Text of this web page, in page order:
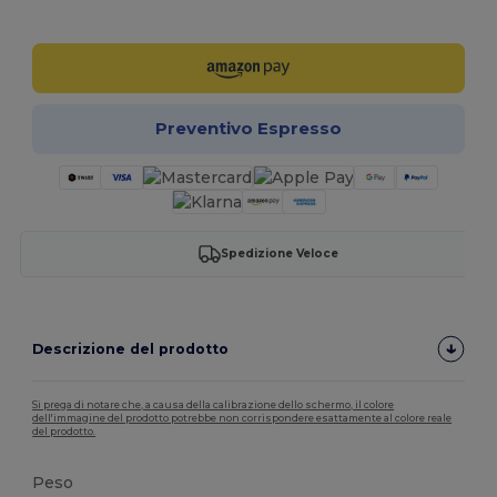
Preventivo Espresso
Spedizione Veloce
Descrizione del prodotto
Si prega di notare che, a causa della calibrazione dello schermo, il colore
dell'immagine del prodotto potrebbe non corrispondere esattamente al colore reale
del prodotto.
Peso